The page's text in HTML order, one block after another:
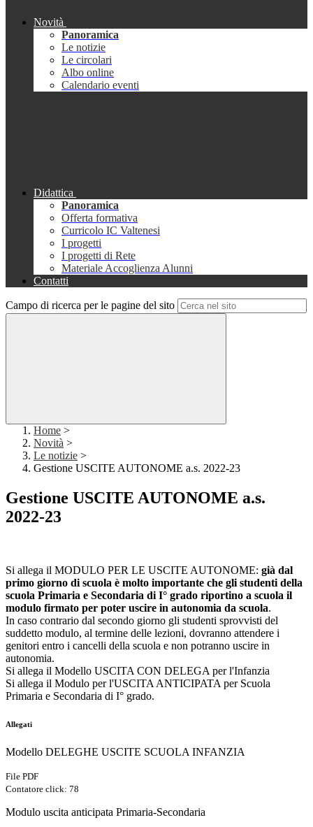
Novità
Panoramica
Le notizie
Le circolari
Albo online
Calendario eventi
Didattica
Panoramica
Offerta formativa
Curricolo IC Valtenesi
I progetti
I progetti di Rete
Materiale Accoglienza Alunni
Contatti
Campo di ricerca per le pagine del sito
Home >
Novità >
Le notizie >
Gestione USCITE AUTONOME a.s. 2022-23
Gestione USCITE AUTONOME a.s.
2022-23
Si allega il MODULO PER LE USCITE AUTONOME: già dal
primo giorno di scuola è molto importante che gli studenti della
scuola Primaria e Secondaria di I° grado riportino a scuola il
modulo firmato per poter uscire in autonomia da scuola.
In caso contrario dal secondo giorno gli studenti sprovvisti del
suddetto modulo, al termine delle lezioni, dovranno attendere i
genitori entro i cancelli della scuola e non potranno uscire in
autonomia.
Si allega il Modello USCITA CON DELEGA per l'Infanzia
Si allega il Modulo per l'USCITA ANTICIPATA per Scuola
Primaria e Secondaria di I° grado.
Allegati
Modello DELEGHE USCITE SCUOLA INFANZIA
File PDF
Contatore click: 78
Modulo uscita anticipata Primaria-Secondaria